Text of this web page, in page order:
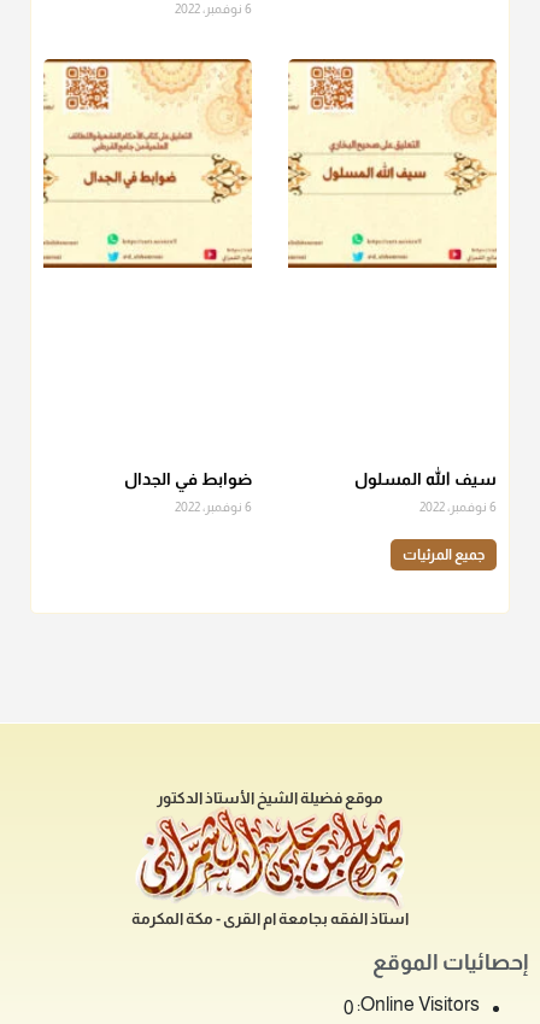
أ.د. صالح الشمراني
دفعزكاة الفطرللمسكين القريب صدقة وصلة وهو أفضل من
دفعها للبعيد ولا تغرك مظاهر ووظائف بعض الأقارب فإن
منذ 3 شهر
6 نوفمبر، 2022
سيف الله المسلول
6 نوفمبر، 2022
ضوابط في الجدال
6 نوفمبر، 2022
جميع المرئيات
موقع فضيلة الشيخ الأستاذ الدكتور
استاذ الفقه بجامعة ام القرى - مكة المكرمة
إحصائيات الموقع
Online Visitors:
0